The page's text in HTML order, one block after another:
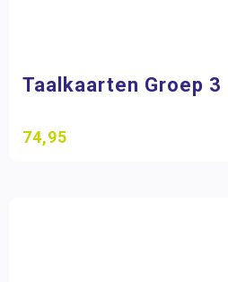
Taalkaarten Groep 3
74,95